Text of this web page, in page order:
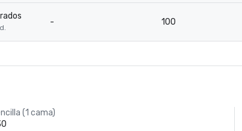
- 100
(1 cama)